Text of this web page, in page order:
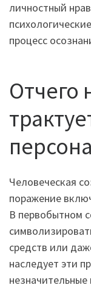
личностный
процесс
Отчего
Человеческая
поражение
В первобытном
средств или
наследует эти